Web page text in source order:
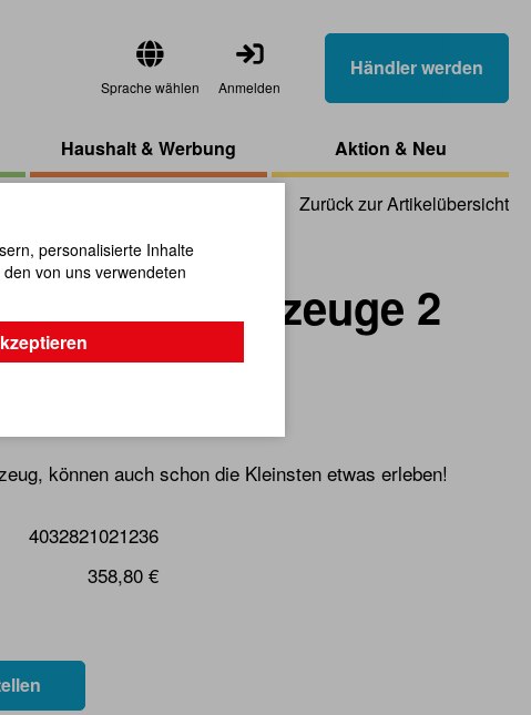
Sprache wählen Anmelden
Händler werden
Haushalt & Werbung Aktion & Neu
Zurück zur Artikelübersicht
2
können auch schon die Kleinsten etwas erleben!
4032821021236
358,80 €
personalisierte Inhalte
von uns verwendeten